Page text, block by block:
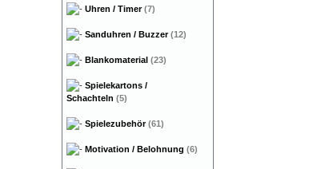
Uhren / Timer(7)
Sanduhren / Buzzer(12)
Blankomaterial (23)
Spielekartons /
Schachteln (5)
Spielezubehör(61)
Motivation / Belohnung (6)